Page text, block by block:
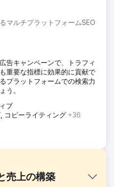
マルチプラットフォームSEO
告キャンペーンで、トラフィ
重要な指標に効果的に貢献で
プラットフォームでの検索力
う。
ブ
コピーライティング +36
売上の構築